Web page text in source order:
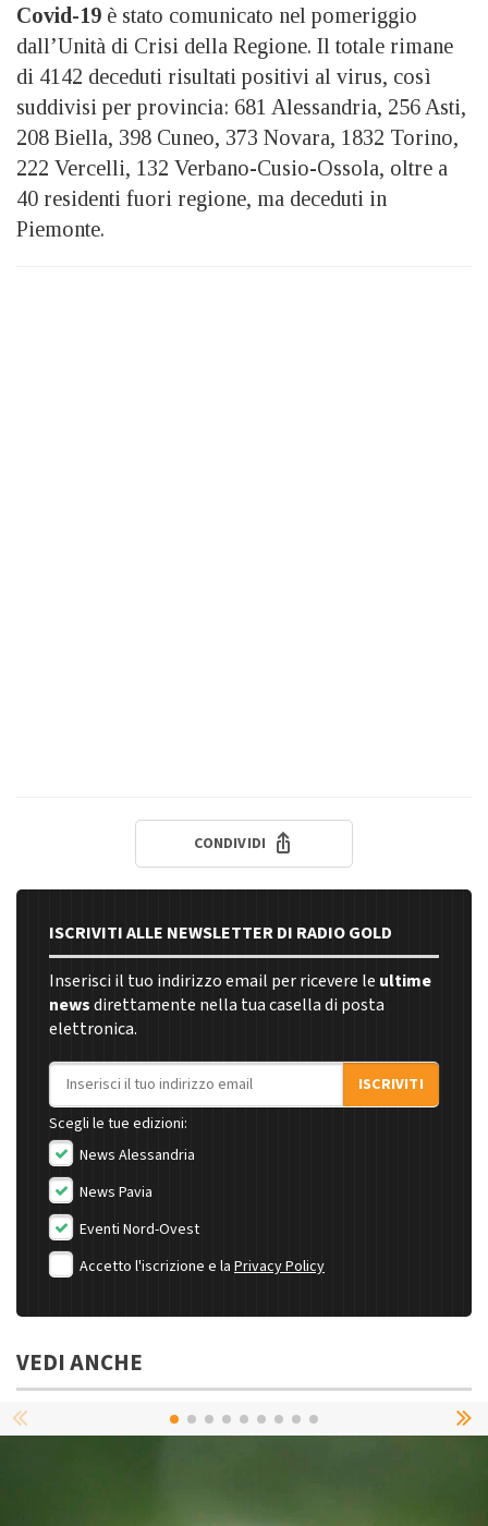
Covid-19 è stato comunicato nel pomeriggio
dall’Unità di Crisi della Regione. Il totale rimane
di 4142 deceduti risultati positivi al virus, così
suddivisi per provincia: 681 Alessandria, 256 Asti,
208 Biella, 398 Cuneo, 373 Novara, 1832 Torino,
222 Vercelli, 132 Verbano-Cusio-Ossola, oltre a
40 residenti fuori regione, ma deceduti in
Piemonte.
CONDIVIDI
ISCRIVITI ALLE NEWSLETTER DI RADIO GOLD
Inserisci il tuo indirizzo email per ricevere le ultime
newsdirettamente nella tua casella di posta
elettronica.
Indirizzo email
ISCRIVITI
Scegli le tue edizioni:
News Alessandria
News Pavia
Eventi Nord-Ovest
Accetto l'iscrizione e la Privacy Policy
VEDI ANCHE